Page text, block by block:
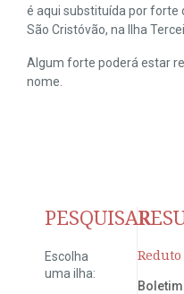
é aqui substituída por forte
São Cristóvão, na Ilha
Algum forte poderá estar
nome.
PESQUISAR
Escolha
uma ilha: